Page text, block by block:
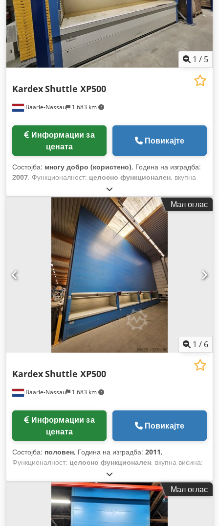
1 / 5
Baarle-Nassau 1.683 km
KardexShuttle XP500
цената
Повикајте
Состојба: многу добро (користено), Година на изградба:
2007, Функционалност: целосно функционален, вкупна
, вкупна ширина:
должина:3.074 мм, носеќки капацитет по складишна
380 кг , влезен напон:400 V, Мал оглас
1 / 6
Baarle-Nassau 1.683 km
KardexShuttle XP500
цената
Повикајте
Состојба: половен, Година на изградба: 2011,
Функционалност: целосно функционален, вкупна висина:
3.380 мм
мм, носеќки капацитет по складишна секција:460 кг,
влезен напон:400 V, Мал оглас